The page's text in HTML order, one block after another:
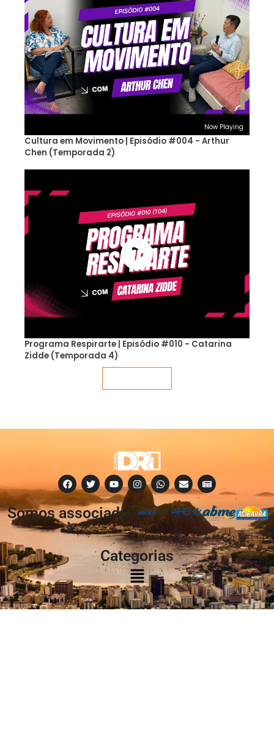
Now Playing
Cultura em Movimento | Episódio #004 - Arthur
Chen (Temporada 2)
Programa Respirarte | Episódio #010 - Catarina
Zidde (Temporada 4)
Somos associados
à:
Categorias